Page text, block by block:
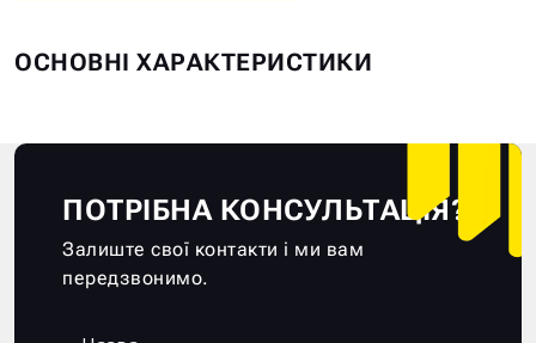
ОСНОВНІ ХАРАКТЕРИСТИКИ
ПОТРІБНА КОНСУЛЬТАЦІЯ?
Залиште свої контакти і ми вам
передзвонимо.